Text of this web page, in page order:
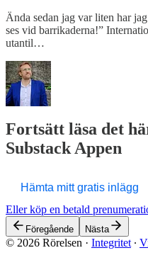
Ända sedan jag var liten har
ses vid barrikaderna!”
utantil…
Fortsätt läsa det
Substack Appen
Hämta mitt gratis inlägg
Eller köp en betald
Föregående Nästa
© 2026 Rörelsen · Integritet ∙